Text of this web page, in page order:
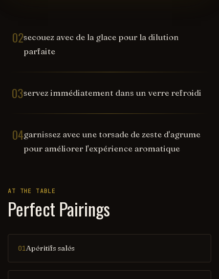
02secouez avec de la glace pour la dilution
parfaite
03servez immédiatement dans un verre refroidi
04garnissez avec une torsade de zeste d'agrume
pour améliorer l'expérience aromatique
AT THE TABLE
Perfect Pairings
01Apéritifs salés